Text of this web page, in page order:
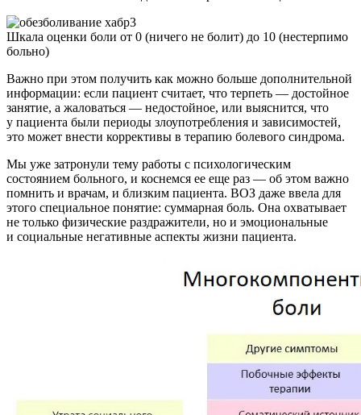
Шкала оценки боли от 0 (ничего не болит) до 10 (нестерпимо
больно)
Важно при этом получить как можно больше дополнительной
информации: если пациент считает, что терпеть — достойное
занятие, а жаловаться — недостойное, или выяснится, что
у пациента были периоды злоупотребления и зависимостей,
это может внести коррективы в терапию болевого синдрома.
Мы уже затронули тему работы с психологическим
состоянием больного, и коснемся ее еще раз — об этом важно
помнить и врачам, и близким пациента. ВОЗ даже ввела для
этого специальное понятие: суммарная боль. Она охватывает
не только физические раздражители, но и эмоциональные
и социальные негативные аспекты жизни пациента.